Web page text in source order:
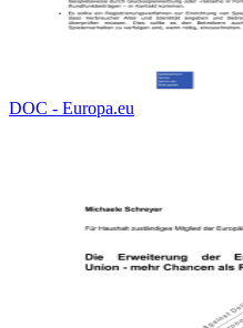
DOC - Europa.eu